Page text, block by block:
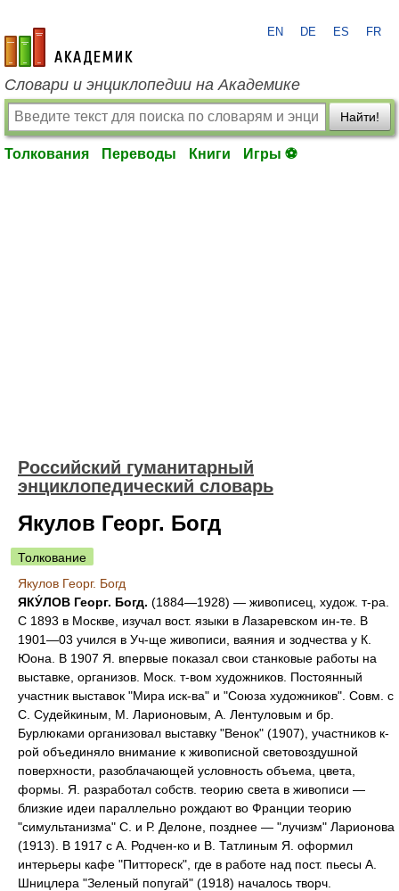
academic.ru
EN DE ES FR
Словари и энциклопедии на Академике
Найти!
Толкования Переводы Книги Игры ⚽
Российский гуманитарный
энциклопедический словарь
Якулов Георг. Богд
Толкование
Якулов Георг. Богд
ЯКУ́ЛОВ Георг. Богд. (1884—1928) — живописец, худож. т-ра.
С 1893 в Москве, изучал вост. языки в Лазаревском ин-те. В
1901—03 учился в Уч-ще живописи, ваяния и зодчества у К.
Юона. В 1907 Я. впервые показал свои станковые работы на
выставке, организов. Моск. т-вом художников. Постоянный
участник выставок "Мира иск-ва" и "Союза художников". Совм. с
С. Судейкиным, М. Ларионовым, А. Лентуловым и бр.
Бурлюками организовал выставку "Венок" (1907), участников к-
рой объединяло внимание к живописной световоздушной
поверхности, разоблачающей условность объема, цвета,
формы. Я. разработал собств. теорию света в живописи —
близкие идеи параллельно рождают во Франции теорию
"симультанизма" С. и Р. Делоне, позднее — "лучизм" Ларионова
(1913). В 1917 с А. Родчен-ко и В. Татлиным Я. оформил
интерьеры кафе "Питтореск", где в работе над пост. пьесы А.
Шницлера "Зеленый попугай" (1918) началось творч.